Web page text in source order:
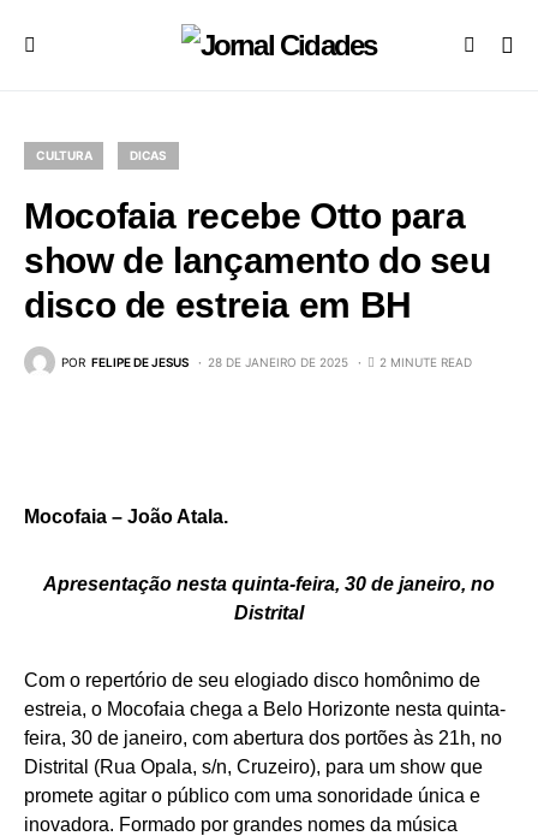
CULTURA DICAS
Mocofaia recebe Otto para
show de lançamento do seu
disco de estreia em BH
POR FELIPE DE JESUS 28 DE JANEIRO DE 2025 2 MINUTE READ
Mocofaia – João Atala.
Apresentação nesta quinta-feira, 30 de janeiro, no
Distrital
Com o repertório de seu elogiado disco homônimo de
estreia, o Mocofaia chega a Belo Horizonte nesta quinta-
feira, 30 de janeiro, com abertura dos portões às 21h, no
Distrital (Rua Opala, s/n, Cruzeiro), para um show que
promete agitar o público com uma sonoridade única e
inovadora. Formado por grandes nomes da música